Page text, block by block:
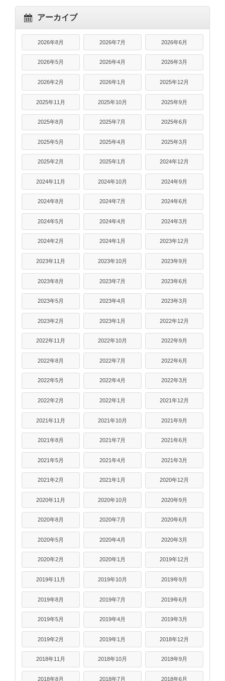
アーカイブ
2026年8月 2026年7月 2026年6月
2026年5月 2026年4月 2026年3月
2026年2月 2026年1月 2025年12月
2025年11月 2025年10月 2025年9月
2025年8月 2025年7月 2025年6月
2025年5月 2025年4月 2025年3月
2025年2月 2025年1月 2024年12月
2024年11月 2024年10月 2024年9月
2024年8月 2024年7月 2024年6月
2024年5月 2024年4月 2024年3月
2024年2月 2024年1月 2023年12月
2023年11月 2023年10月 2023年9月
2023年8月 2023年7月 2023年6月
2023年5月 2023年4月 2023年3月
2023年2月 2023年1月 2022年12月
2022年11月 2022年10月 2022年9月
2022年8月 2022年7月 2022年6月
2022年5月 2022年4月 2022年3月
2022年2月 2022年1月 2021年12月
2021年11月 2021年10月 2021年9月
2021年8月 2021年7月 2021年6月
2021年5月 2021年4月 2021年3月
2021年2月 2021年1月 2020年12月
2020年11月 2020年10月 2020年9月
2020年8月 2020年7月 2020年6月
2020年5月 2020年4月 2020年3月
2020年2月 2020年1月 2019年12月
2019年11月 2019年10月 2019年9月
2019年8月 2019年7月 2019年6月
2019年5月 2019年4月 2019年3月
2019年2月 2019年1月 2018年12月
2018年11月 2018年10月 2018年9月
2018年8月 2018年7月 2018年6月